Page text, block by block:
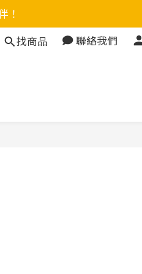
！
找商品
聯絡我們